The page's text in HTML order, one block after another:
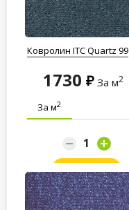
Ковролин ITC Quartz 99
1730 За м2
За м2